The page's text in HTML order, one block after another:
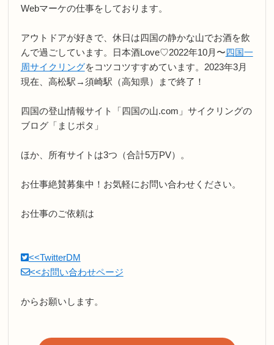
Webマーケの仕事をしております。
アウトドアが好きで、休日は四国の静かな山でお酒を飲
んで過ごしています。日本酒Love♡2022年10月〜 四国一
周サイクリングをコツコツすすめています。2023年3月
現在、高松駅→須崎駅（高知県）まで終了！
四国の登山情報サイト「四国の山.com」サイクリングの
ブログ「まじポタ」
ほか、所有サイトは3つ（合計5万PV）。
お仕事絶賛募集中！お気軽にお問い合わせください。
お仕事のご依頼は
<<TwitterDM
<<お問い合わせページ
からお願いします。